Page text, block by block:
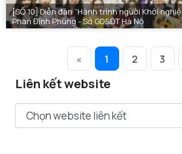
[SỐ 10] Diễn đàn “Hành trình người Khởi
Phan Đình Phùng - Sở GD&ĐT Hà Nộ
« 1 2 3
Liên kết website